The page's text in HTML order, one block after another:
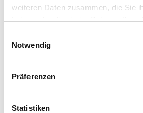
weiteren Daten zusammen, die Sie
haben oder die sie im Rahmen Ihrer
Notwendig
Präferenzen
Statistiken
Zur Farbauswahl für Ihren